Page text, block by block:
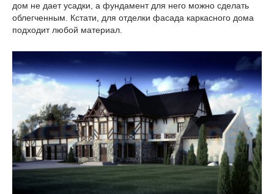
дом не дает усадки, а фундамент для него можно сделать
облегченным. Кстати, для отделки фасада каркасного дома
подходит любой материал.